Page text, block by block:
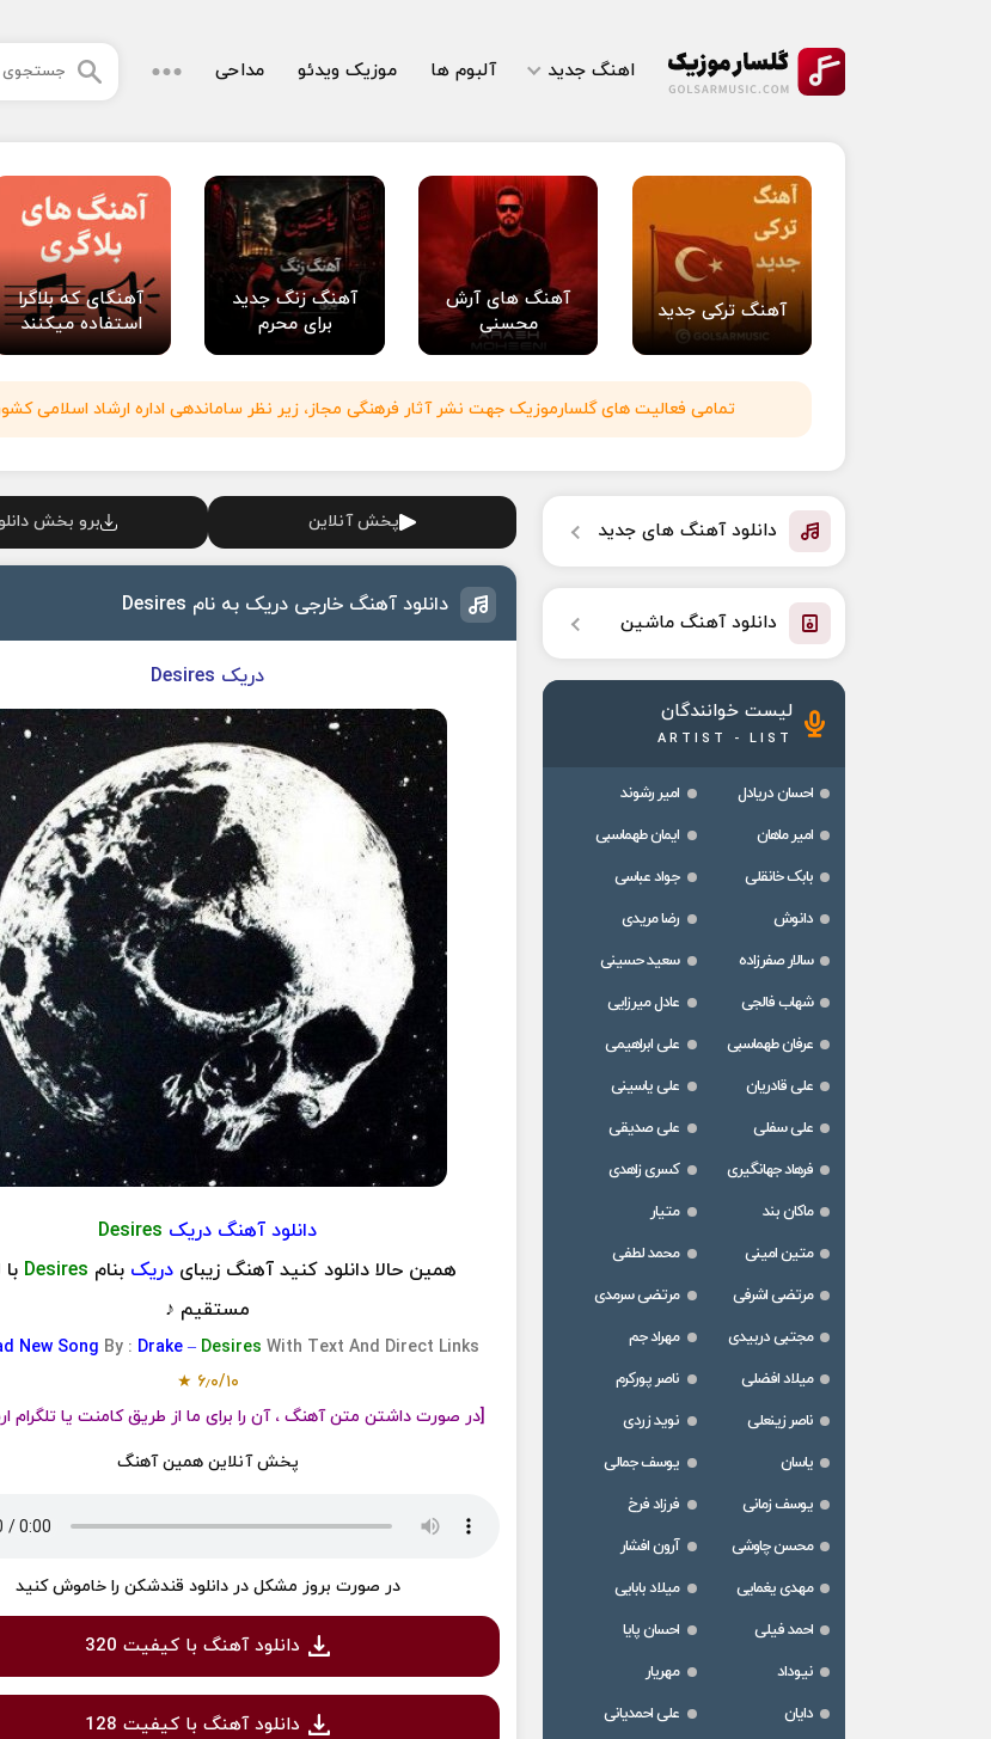
اهنگ جدید آلبوم ها موزیک ویدئو مداحی
آهنگ ترکی جدید
آهنگ های آرش
محسنی
آهنگ زنگ جدید
برای محرم
آهنگای که بلاگرا
استفاده میکنند
تمامی فعالیت های گلسارموزیک جهت نشر آثار فرهنگی مجاز، زیر نظر ساماندهی اداره ارشاد اسلامی
پخش آنلاین برو بخش
دانلود آهنگ خارجی دریک به نام Desires
دریک Desires
دانلود آهنگ دریک Desires
همین حالا دانلود کنید آهنگ زیبایدریکبنام
مستقیم ♪
New Song By : Drake – Desires With Text And Direct Links
۶٫۰/۱۰ ★
[در صورت داشتن متن آهنگ ، آن را برای ما از طریق کامنت یا تلگرام
پخش آنلاین همین آهنگ
در صورت بروز مشکل در دانلود قندشکن را خاموش کنید
دانلود آهنگ با کیفیت 320
دانلود آهنگ با کیفیت 128
دانلود آهنگ های جدید
دانلود آهنگ ماشین
لیست خوانندگان
ARTIST - LIST
احسان دریادل
امیر رشوند
امیر ماهان
ایمان طهماسبی
بابک خانقلی
جواد عباسی
دانوش
رضا مریدی
سالار صفرزاده
سعید حسینی
شهاب فالجی
عادل میرزایی
عرفان طهماسبی
علی ابراهیمی
علی قادریان
علی یاسینی
علی سفلی
علی صدیقی
فرهاد جهانگیری
کسری زاهدی
ماکان بند
متیار
متین امینی
محمد لطفی
مرتضی اشرفی
مرتضی سرمدی
مجتبی دربیدی
مهراد جم
میلاد افضلی
ناصر پورکرم
ناصر زینعلی
نوید زردی
یاسان
یوسف جمالی
یوسف زمانی
فرزاد فرخ
محسن چاوشی
آرون افشار
مهدی یغمایی
میلاد بابایی
احمد فیلی
احسان پایا
نیوداد
مهریار
دایان
علی احمدیانی